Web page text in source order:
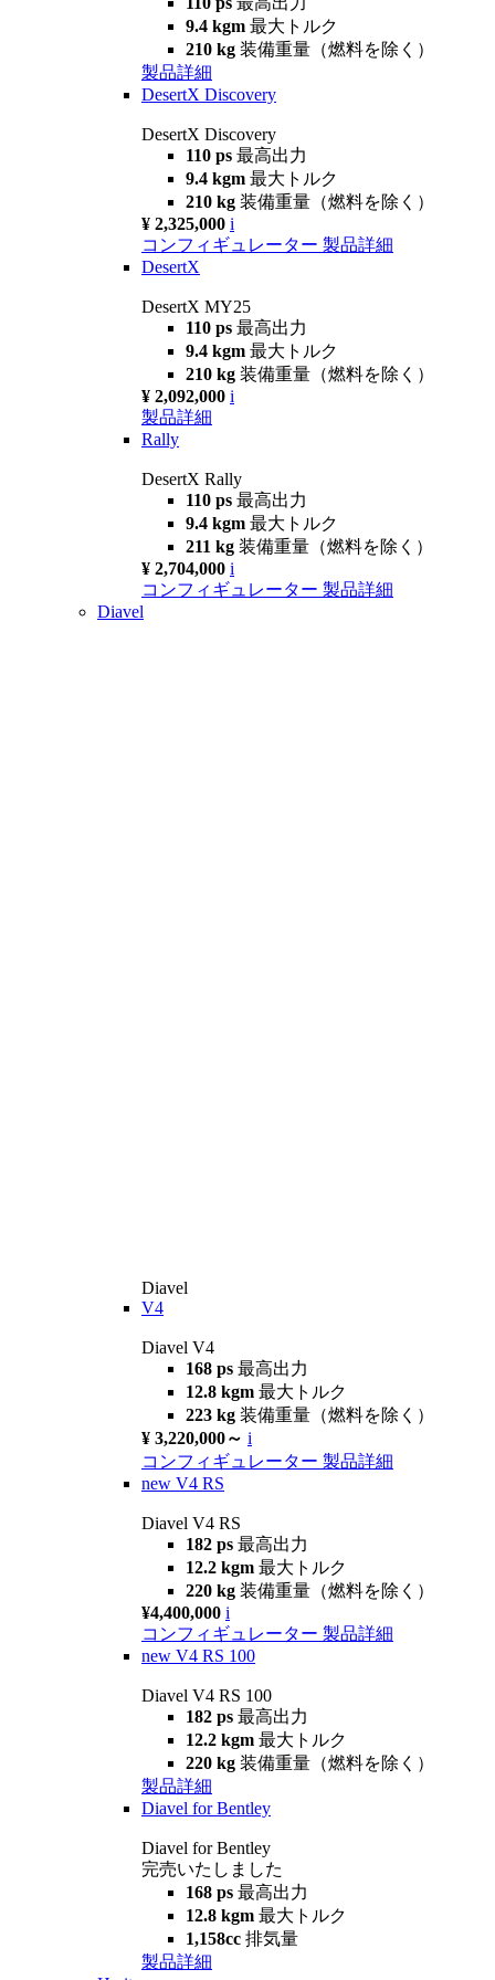
9.4 kgm 最大トルク
210 kg 装備重量（燃料を除く）
製品詳細
DesertX Discovery
DesertX Discovery
110 ps 最高出力
9.4 kgm 最大トルク
210 kg 装備重量（燃料を除く）
¥ 2,325,000 i
コンフィギュレーター 製品詳細
DesertX
DesertX MY25
110 ps 最高出力
9.4 kgm 最大トルク
210 kg 装備重量（燃料を除く）
¥ 2,092,000 i
製品詳細
Rally
DesertX Rally
110 ps 最高出力
9.4 kgm 最大トルク
211 kg 装備重量（燃料を除く）
¥ 2,704,000 i
コンフィギュレーター 製品詳細
Diavel
Diavel
V4
Diavel V4
168 ps 最高出力
12.8 kgm 最大トルク
223 kg 装備重量（燃料を除く）
¥ 3,220,000～ i
コンフィギュレーター 製品詳細
new V4 RS
Diavel V4 RS
182 ps 最高出力
12.2 kgm 最大トルク
220 kg 装備重量（燃料を除く）
¥4,400,000 i
コンフィギュレーター 製品詳細
new V4 RS 100
Diavel V4 RS 100
182 ps 最高出力
12.2 kgm 最大トルク
220 kg 装備重量（燃料を除く）
製品詳細
Diavel for Bentley
Diavel for Bentley
完売いたしました
168 ps 最高出力
12.8 kgm 最大トルク
1,158cc 排気量
製品詳細